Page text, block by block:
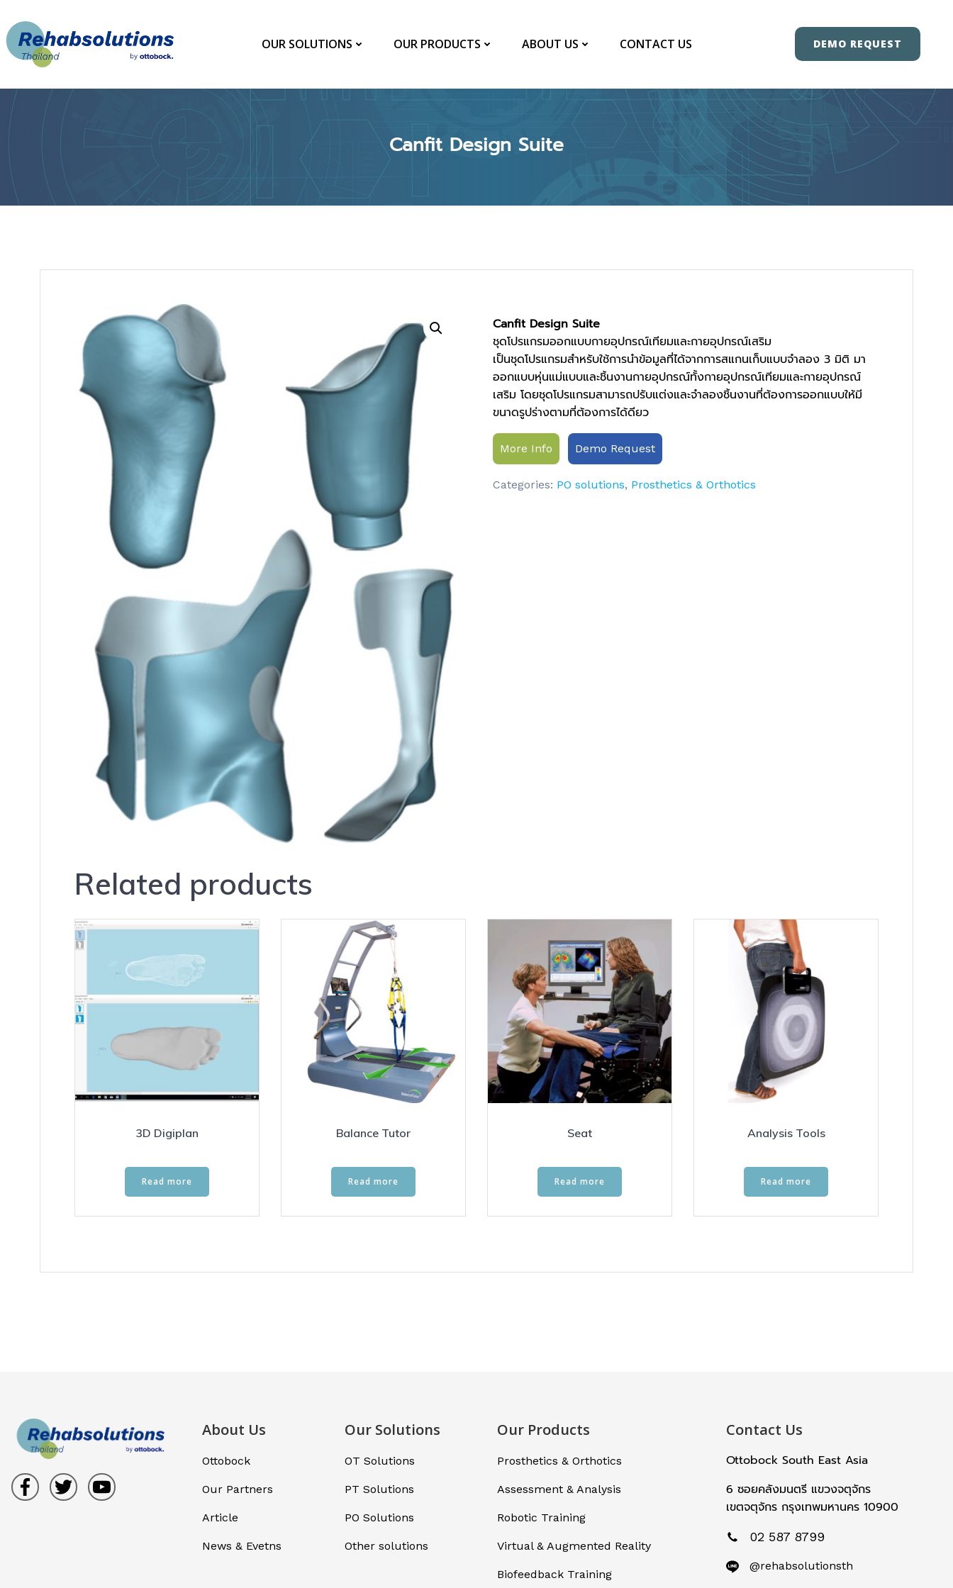
content
OUR SOLUTIONS OUR PRODUCTS ABOUT US CONTACT US DEMO REQUEST
Canfit Design Suite
Canfit Design Suite
ชุดโปรแกรมออกแบบกายอุปกรณ์เทียมและกายอุปกรณ์เสริม
เป็นชุดโปรแกรมสำหรับใช้การนำข้อมูลที่ได้จากการสแกนเก็บแบบจำลอง 3 มิติ มา
ออกแบบหุ่นแม่แบบและชิ้นงานกายอุปกรณ์ทั้งกายอุปกรณ์เทียมและกายอุปกรณ์
เสริม โดยชุดโปรแกรมสามารถปรับแต่งและจำลองชิ้นงานที่ต้องการออกแบบให้มี
ขนาดรูปร่างตามที่ต้องการได้ดียว
More Info Demo Request
Categories: PO solutions, Prosthetics & Orthotics
Related products
3D Digiplan
Read more
Balance Tutor
Read more
Seat
Read more
Analysis Tools
Read more
About Us
Ottobock
Our Partners
Article
News & Evetns
Our Solutions
OT Solutions
PT Solutions
PO Solutions
Other solutions
Our Products
Prosthetics & Orthotics
Assessment & Analysis
Robotic Training
Virtual & Augmented Reality
Biofeedback Training
Contact Us
Ottobock South East Asia
6 ซอยคลังมนตรี แขวงจตุจักร
เขตจตุจักร กรุงเทพมหานคร 10900
02 587 8799
@rehabsolutionsth